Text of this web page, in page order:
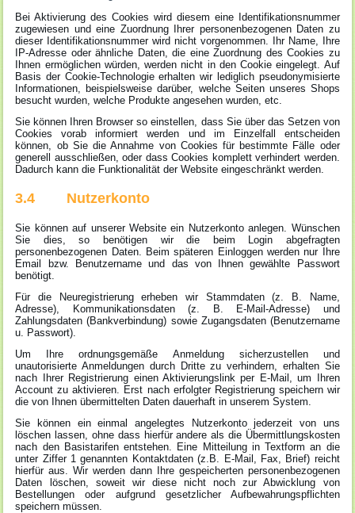
Bei Aktivierung des Cookies wird diesem eine Identifikationsnummer
zugewiesen und eine Zuordnung Ihrer personenbezogenen Daten zu
dieser Identifikationsnummer wird nicht vorgenommen. Ihr Name, Ihre
IP-Adresse oder ähnliche Daten, die eine Zuordnung des Cookies zu
Ihnen ermöglichen würden, werden nicht in den Cookie eingelegt. Auf
Basis der Cookie-Technologie erhalten wir lediglich pseudonymisierte
Informationen, beispielsweise darüber, welche Seiten unseres Shops
besucht wurden, welche Produkte angesehen wurden, etc.
Sie können Ihren Browser so einstellen, dass Sie über das Setzen von
Cookies vorab informiert werden und im Einzelfall entscheiden
können, ob Sie die Annahme von Cookies für bestimmte Fälle oder
generell ausschließen, oder dass Cookies komplett verhindert werden.
Dadurch kann die Funktionalität der Website eingeschränkt werden.
3.4 Nutzerkonto
Sie können auf unserer Website ein Nutzerkonto anlegen. Wünschen
Sie dies, so benötigen wir die beim Login abgefragten
personenbezogenen Daten. Beim späteren Einloggen werden nur Ihre
Email bzw. Benutzername und das von Ihnen gewählte Passwort
benötigt.
Für die Neuregistrierung erheben wir Stammdaten (z. B. Name,
Adresse), Kommunikationsdaten (z. B. E-Mail-Adresse) und
Zahlungsdaten (Bankverbindung) sowie Zugangsdaten (Benutzername
u. Passwort).
Um Ihre ordnungsgemäße Anmeldung sicherzustellen und
unautorisierte Anmeldungen durch Dritte zu verhindern, erhalten Sie
nach Ihrer Registrierung einen Aktivierungslink per E-Mail, um Ihren
Account zu aktivieren. Erst nach erfolgter Registrierung speichern wir
die von Ihnen übermittelten Daten dauerhaft in unserem System.
Sie können ein einmal angelegtes Nutzerkonto jederzeit von uns
löschen lassen, ohne dass hierfür andere als die Übermittlungskosten
nach den Basistarifen entstehen. Eine Mitteilung in Textform an die
unter Ziffer 1 genannten Kontaktdaten (z.B. E-Mail, Fax, Brief) reicht
hierfür aus. Wir werden dann Ihre gespeicherten personenbezogenen
Daten löschen, soweit wir diese nicht noch zur Abwicklung von
Bestellungen oder aufgrund gesetzlicher Aufbewahrungspflichten
speichern müssen.